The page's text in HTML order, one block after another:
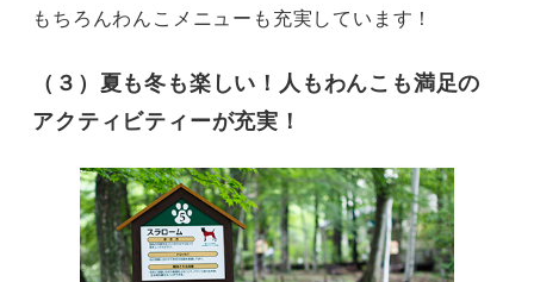
もちろんわんこメニューも充実しています！
（３）夏も冬も楽しい！人もわんこも満足の
アクティビティーが充実！